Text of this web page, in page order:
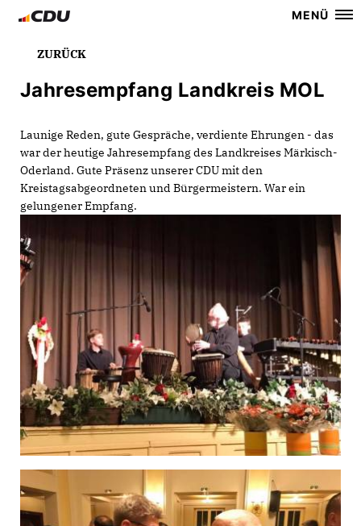
MENÜ
ZURÜCK
Jahresempfang Landkreis MOL
Launige Reden, gute Gespräche, verdiente Ehrungen - das
war der heutige Jahresempfang des Landkreises Märkisch-
Oderland. Gute Präsenz unserer CDU mit den
Kreistagsabgeordneten und Bürgermeistern. War ein
gelungener Empfang.